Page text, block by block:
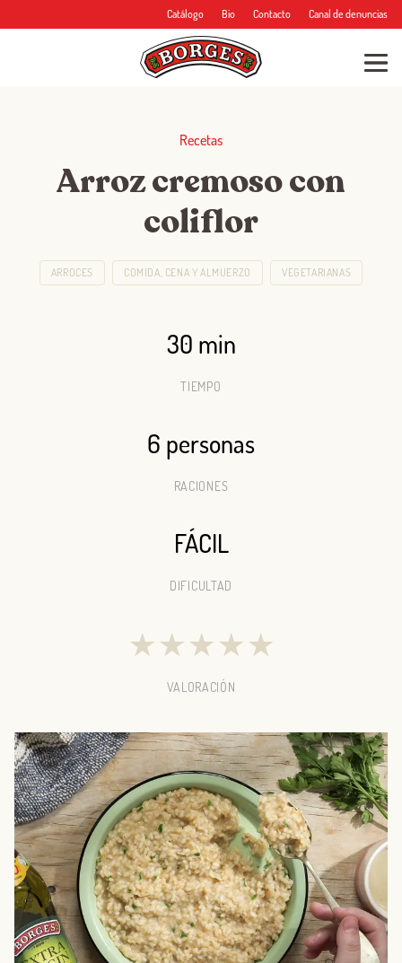
Catálogo Bio Contacto Canal de denuncias
Recetas
Arroz cremoso con
coliflor
ARROCES COMIDA, CENA Y ALMUERZO VEGETARIANAS
30 min
TIEMPO
6 personas
RACIONES
FÁCIL
DIFICULTAD
★★★★★
VALORACIÓN